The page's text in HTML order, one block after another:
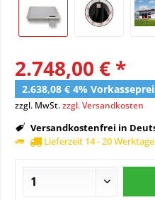
2.748,00 € *
2.638,08 € 4%
zzgl. MwSt.zzgl. Versandkosten
Versandkostenfrei in
Lieferzeit 14 - 20 Werktage